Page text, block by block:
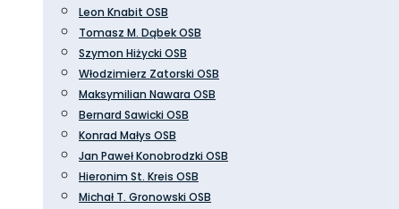
Leon Knabit OSB
Tomasz M. Dąbek OSB
Szymon Hiżycki OSB
Włodzimierz Zatorski OSB
Maksymilian Nawara OSB
Bernard Sawicki OSB
Konrad Małys OSB
Jan Paweł Konobrodzki OSB
Hieronim St. Kreis OSB
Michał T. Gronowski OSB